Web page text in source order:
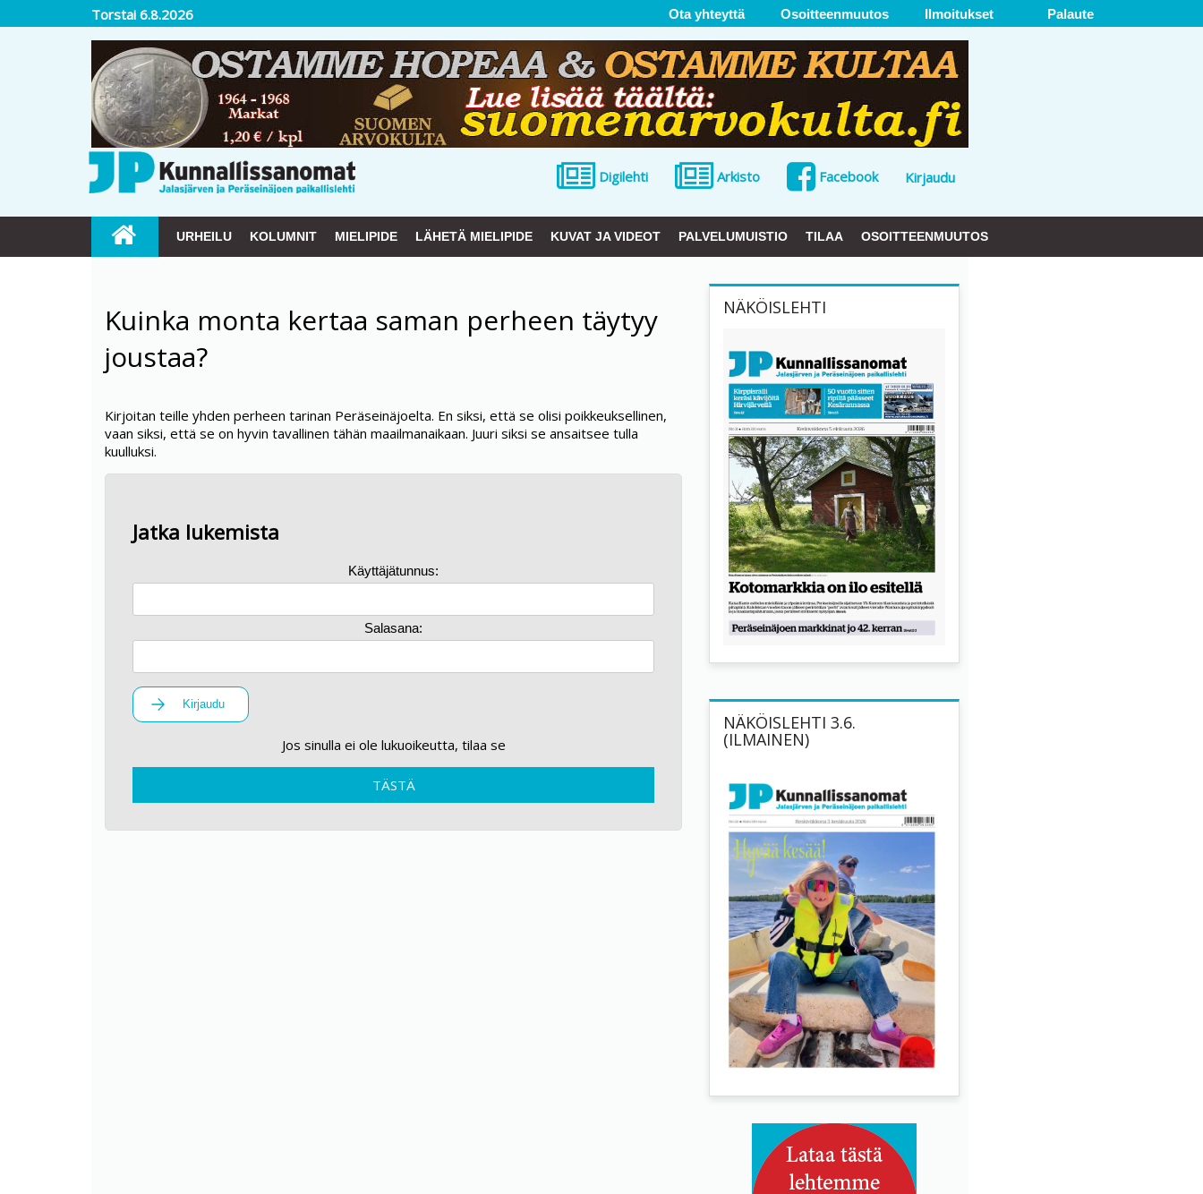
Torstai 6.8.2026 Ota yhteyttä Osoitteenmuutos Ilmoitukset Palaute
Digilehti Arkisto Facebook Kirjaudu
URHEILU KOLUMNIT MIELIPIDE LÄHETÄ MIELIPIDE KUVAT JA VIDEOT PALVELUMUISTIO TILAA OSOITTEENMUUTOS
Kuinka monta kertaa saman perheen täytyy
joustaa?
Kirjoitan teille yhden perheen tarinan Peräseinäjoelta. En siksi, että se olisi poikkeuksellinen,
vaan siksi, että se on hyvin tavallinen tähän maailmanaikaan. Juuri siksi se ansaitsee tulla
kuulluksi.
Jatka lukemista
Käyttäjätunnus:
Salasana:
Kirjaudu
Jos sinulla ei ole lukuoikeutta, tilaa se
TÄSTÄ
NÄKÖISLEHTI
NÄKÖISLEHTI 3.6.
(ILMAINEN)